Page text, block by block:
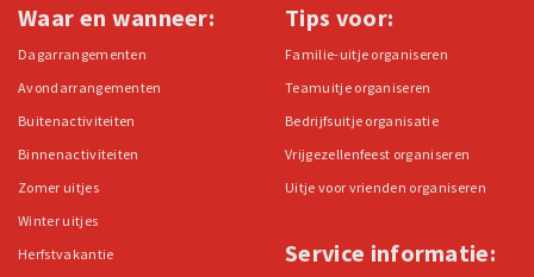
Waar en wanneer:
Dagarrangementen
Avondarrangementen
Buitenactiviteiten
Binnenactiviteiten
Zomer uitjes
Winter uitjes
Herfstvakantie
Tips voor:
Familie-uitje organiseren
Teamuitje organiseren
Bedrijfsuitje organisatie
Vrijgezellenfeest organiseren
Uitje voor vrienden organiseren
Service informatie: